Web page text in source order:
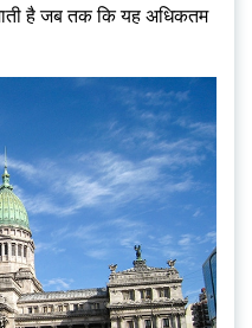
है जब तक कि यह अधिकतम